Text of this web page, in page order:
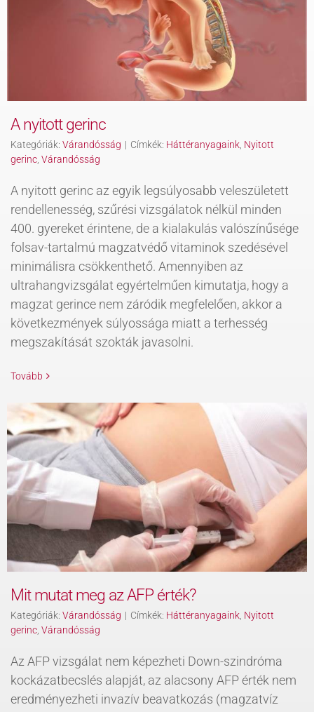
A nyitott gerinc
Kategóriák: Várandósság | Címkék: Háttéranyagaink Nyitott
gerinc Várandósság
A nyitott gerinc az egyik legsúlyosabb veleszületett
rendellenesség, szűrési vizsgálatok nélkül minden
400. gyereket érintene, de a kialakulás valószínűsége
folsav-tartalmú magzatvédő vitaminok szedésével
minimálisra csökkenthető. Amennyiben az
ultrahangvizsgálat egyértelműen kimutatja, hogy a
magzat gerince nem záródik megfelelően, akkor a
következmények súlyossága miatt a terhesség
megszakítását szokták javasolni.
Tovább
Mit mutat meg az AFP érték?
Kategóriák: Várandósság | Címkék: Háttéranyagaink Nyitott
gerinc Várandósság
Az AFP vizsgálat nem képezheti Down-szindróma
kockázatbecslés alapját, az alacsony AFP érték nem
eredményezheti invazív beavatkozás (magzatvíz